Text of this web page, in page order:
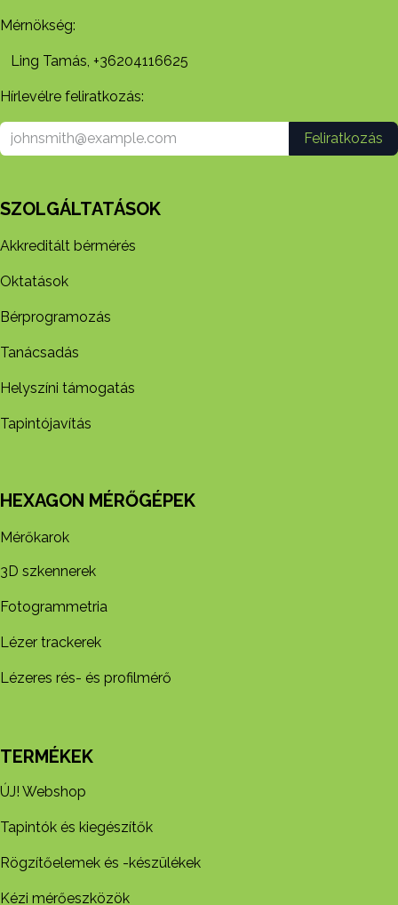
Mérnökség:
Ling Tamás, +36204116625
Hírlevélre feliratkozás:
Feliratkozás
SZOLGÁLTATÁSOK
Akkreditált bérmérés
Oktatások
Bérprogramozás
Tanácsadás
Helyszíni támogatás
Tapintójavítás
HEXAGON MÉRŐGÉPEK
Mérőkarok
3D szkennerek
Fotogrammetria
Lézer trackerek
Lézeres rés- és profilmérő
TERMÉKEK
ÚJ! Webshop
Tapintók és kiegészítők
Rögzítőelemek és -készül​ékek
Kézi mérőeszközök